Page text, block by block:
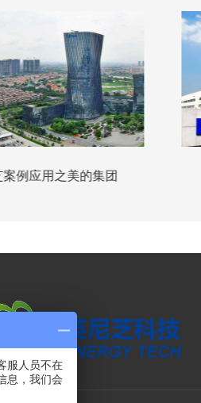
案例应用之美的集团
服人员不在
息，我们会